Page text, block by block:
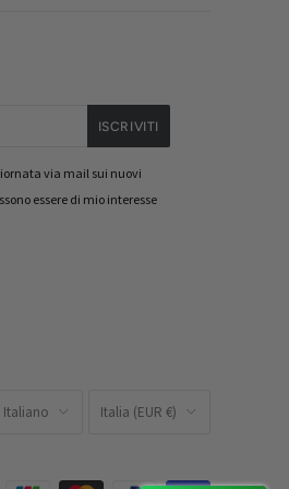
via mail sui nuovi
essere di mio interesse
LINGUA
Italiano PAESE
Italia (EUR €)